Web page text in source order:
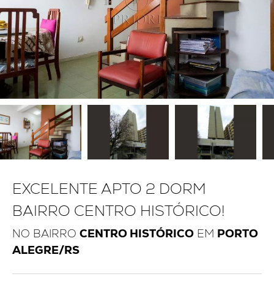
EXCELENTE APTO 2 DORM
BAIRRO CENTRO HISTÓRICO!
NO BAIRRO CENTRO HISTÓRICO EM PORTO
ALEGRE/RS